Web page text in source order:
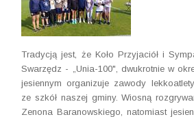
Tradycją jest, że Koło Przyjaciół i
Swarzędz - „Unia-100", dwukrotnie w
jesiennym organizuje zawody
ze szkół naszej gminy. Wiosną
Zenona Baranowskiego, natomiast